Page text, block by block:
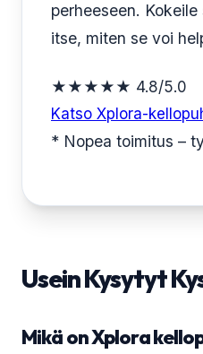
perheeseen.
itse, miten se voi
★★★★★ 4.8/5.0
Katso Xplora-
* Nopea toimitus –
Usein Kysytyt
Mikä on Xplora